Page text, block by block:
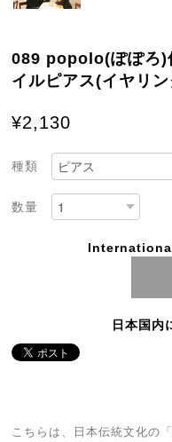
089 popolo(ぽぽろ)
イルピアス(イヤリ
¥2,130
種類
数量
日本国内
こちらは、日本伝統文化の